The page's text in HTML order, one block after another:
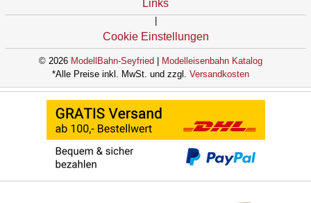
Links
Cookie Einstellungen
© 2026 ModellBahn-Seyfried
Modelleisenbahn Katalog
*Alle Preise inkl. MwSt. und zzgl. Versandkosten